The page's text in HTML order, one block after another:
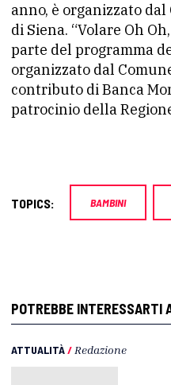
anno, è organizzato
di Siena. “Volare Oh
parte del programma
organizzato dal
contributo di Banca
patrocinio della
TOPICS: BAMBINI
POTREBBE INTERESSARTI
ATTUALITÀ/ Redazione